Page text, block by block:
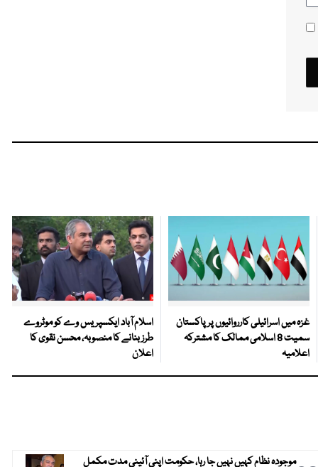
غزہ میں اسرائیلی کارروائیوں پر پاکستان
سمیت 8 اسلامی ممالک کا مشترکہ
اعلامیہ
اسلام آباد ایکسپریس وے کو موٹروے
طرز بنانے کا منصوبہ، محسن نقوی کا
اعلان
موجودہ نظام کہیں نہیں جا رہا، حکومت اپنی آئینی مدت مکمل